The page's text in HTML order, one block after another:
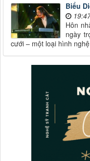
Biểu
Hôn
ngày
cưới – một loại hình